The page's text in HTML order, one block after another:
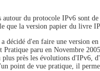
autour du protocole IPv6 sont
que la version papier du livre
a décidé d'en faire une version
Pratique paru en Novembre
près les évolutions d'IPv6,
point de vue pratique, il